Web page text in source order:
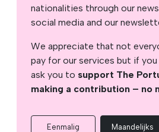
nationalities through our
social media and our
We appreciate that not
pay for our services but if
ask you to support The
making a contribution – no
Eenmalig Maandelijks